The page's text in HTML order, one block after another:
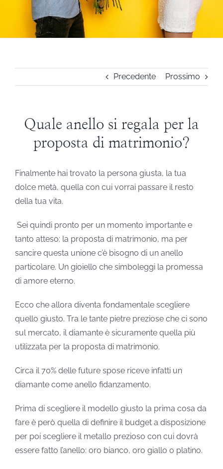
STEVE ANGELI
EXPERIENCE
CONTATTI
PER LE AZIENDE
Precedente Prossimo
Quale anello si regala per la
proposta di matrimonio?
Finalmente hai trovato la persona giusta, la tua
dolce metà, quella con cui vorrai passare il resto
della tua vita.
Sei quindi pronto per un momento importante e
tanto atteso: la proposta di matrimonio, ma per
sancire questa unione c’è bisogno di un anello
particolare. Un gioiello che simboleggi la promessa
di amore eterno.
Ecco che allora diventa fondamentale scegliere
quello giusto. Tra le tante pietre preziose che ci sono
sul mercato, il diamante è sicuramente quella più
utilizzata per la proposta di matrimonio.
Circa il 70% delle future spose riceve infatti un
diamante come anello fidanzamento.
Prima di scegliere il modello giusto la prima cosa da
fare è però quella di definire il budget a disposizione
per poi scegliere il metallo prezioso con cui dovrà
essere fatto l’anello: oro bianco, oro giallo o platino.